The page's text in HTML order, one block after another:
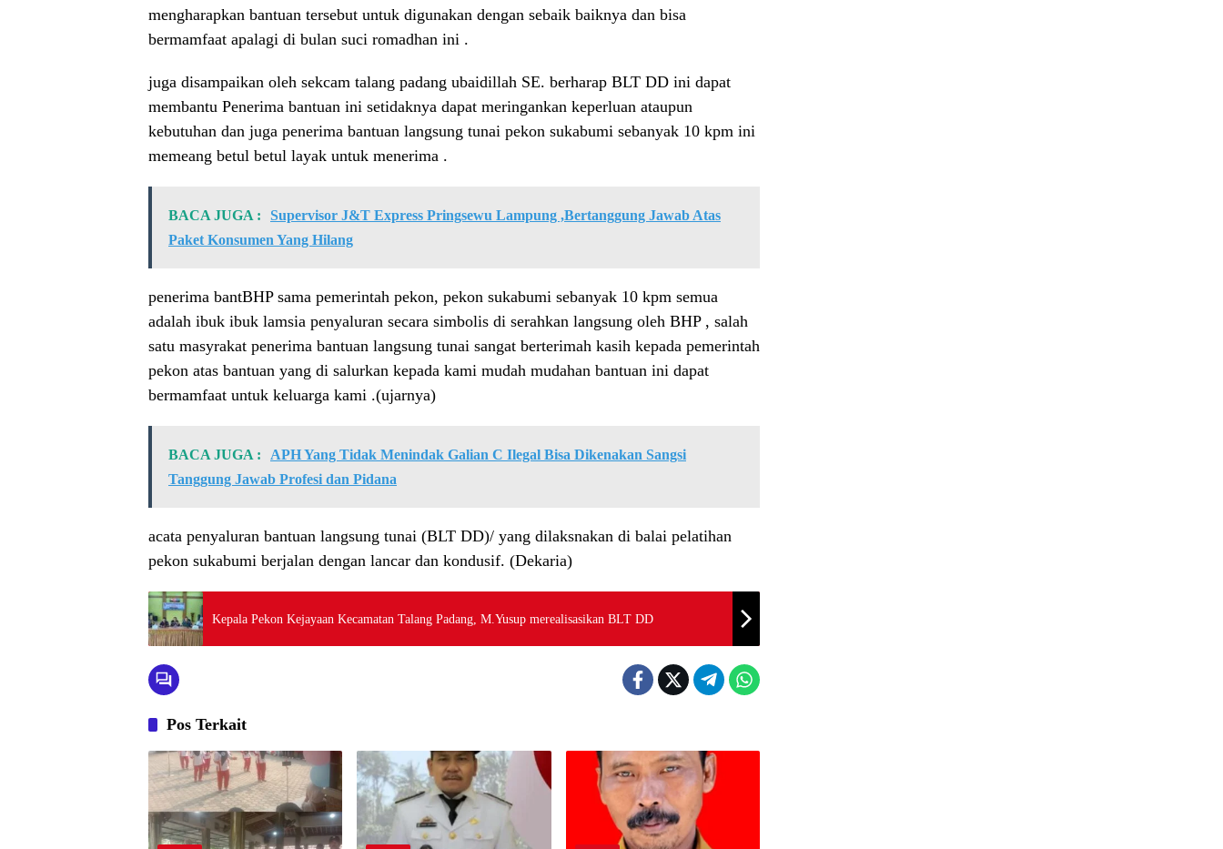
mengharapkan bantuan tersebut untuk digunakan dengan sebaik baiknya dan bisa
bermamfaat apalagi di bulan suci romadhan ini .
juga disampaikan oleh sekcam talang padang ubaidillah SE. berharap BLT DD ini dapat
membantu Penerima bantuan ini setidaknya dapat meringankan keperluan ataupun
kebutuhan dan juga penerima bantuan langsung tunai pekon sukabumi sebanyak 10 kpm ini
memeang betul betul layak untuk menerima .
BACA JUGA :
Supervisor J&T Express Pringsewu Lampung ,Bertanggung Jawab Atas
Paket Konsumen Yang Hilang
penerima bantBHP sama pemerintah pekon, pekon sukabumi sebanyak 10 kpm semua
adalah ibuk ibuk lamsia penyaluran secara simbolis di serahkan langsung oleh BHP , salah
satu masyrakat penerima bantuan langsung tunai sangat berterimah kasih kepada pemerintah
pekon atas bantuan yang di salurkan kepada kami mudah mudahan bantuan ini dapat
bermamfaat untuk keluarga kami .(ujarnya)
BACA JUGA :
APH Yang Tidak Menindak Galian C Ilegal Bisa Dikenakan Sangsi
Tanggung Jawab Profesi dan Pidana
acata penyaluran bantuan langsung tunai (BLT DD)/ yang dilaksnakan di balai pelatihan
pekon sukabumi berjalan dengan lancar dan kondusif. (Dekaria)
Kepala Pekon Kejayaan Kecamatan Talang Padang, M.Yusup merealisasikan BLT DD
Pos Terkait